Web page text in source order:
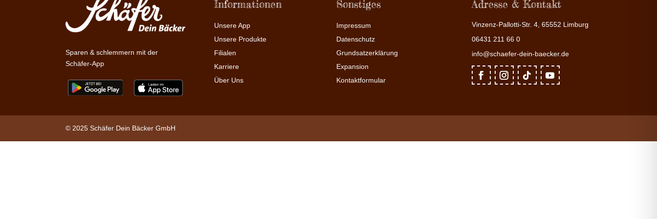
Sparen & schlemmern mit der
Schäfer-App
Informationen
Unsere App
Unsere Produkte
Filialen
Karriere
Über Uns
Sonstiges
Impressum
Datenschutz
Grundsatzerklärung
Expansion
Kontaktformular
Adresse & Kontakt
Vinzenz-Pallotti-Str. 4, 65552 Limburg
06431 211 66 0
info@schaefer-dein-baecker.de
© 2025 Schäfer Dein Bäcker GmbH